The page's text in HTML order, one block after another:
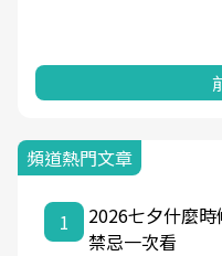
頻道熱門文章
1
2026七夕什麼
禁忌一次看